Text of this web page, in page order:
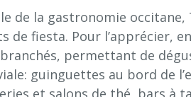
de la gastronomie
de fiesta. Pour l’apprécier,
permettant de
guinguettes au bord de